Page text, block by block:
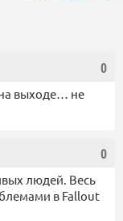
0
выходе… не
0
людей. Весь
в Fallout